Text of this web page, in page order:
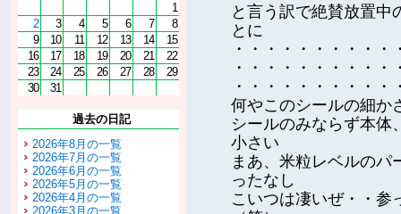
1
2
3 4 5 6 7
8
9
10 11 12 13 14
15
16
17 18 19 20 21
22
23
24 25 26 27 28
29
30
31
過去の日記
2026年8月の一覧
2026年7月の一覧
2026年6月の一覧
2026年5月の一覧
2026年4月の一覧
2026年3月の一覧
と言う訳で絶賛放置中
とに
・・・・・・・・・
・・・・・・・・・
・・・・・・・・・
何やこのシールの細か
シールのみならず本体
小さい
まあ、米粒レベルのパ
ったなし
こいつは凄いぜ・・参